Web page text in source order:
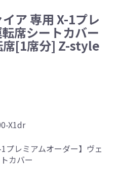
ア 専用 X-1プレ
席シートカバー
席[1席分] Z-style
X1dr
プレミアムオーダー】ヴェ
カバー